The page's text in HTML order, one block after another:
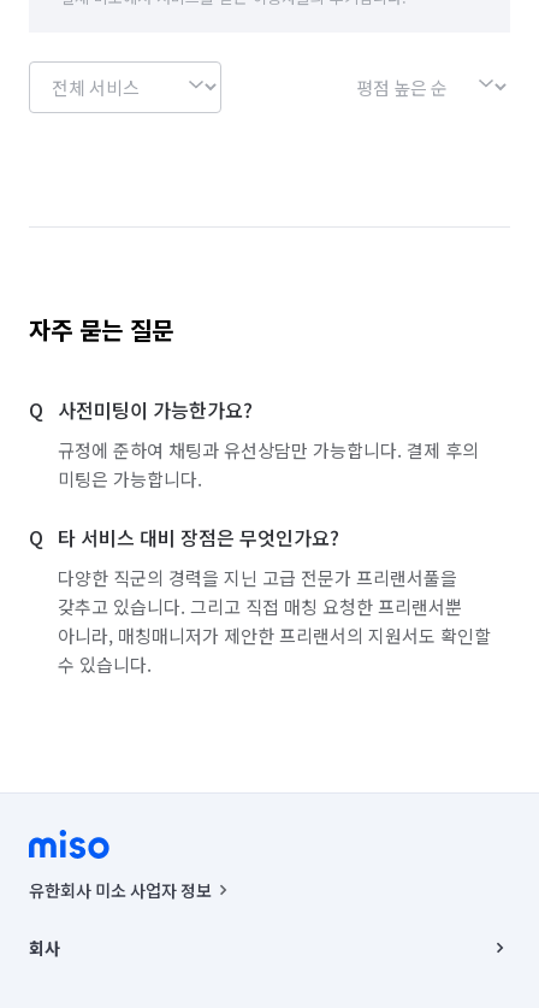
자주 묻는 질문
사전미팅이 가능한가요?
규정에 준하여 채팅과 유선상담만 가능합니다. 결제 후의
미팅은 가능합니다.
타 서비스 대비 장점은 무엇인가요?
다양한 직군의 경력을 지닌 고급 전문가 프리랜서풀을
갖추고 있습니다. 그리고 직접 매칭 요청한 프리랜서뿐
아니라, 매칭매니저가 제안한 프리랜서의 지원서도 확인할
수 있습니다.
유한회사 미소 사업자 정보
00019 |
회사